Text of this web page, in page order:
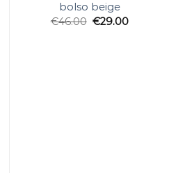
bolso beige
€46.00 €29.00